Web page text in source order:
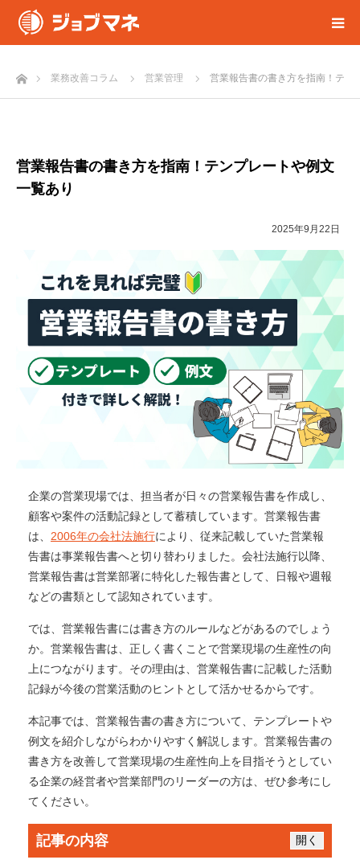
ホーム業務改善コラム 営業管理 営業報告書の書き方を指南！テン
営業報告書の書き方を指南！テンプレートや例文
一覧あり
2025年9月22日
企業の営業現場では、担当者が日々の営業報告書を作成し、
顧客や案件の活動記録として蓄積しています。営業報告書
は、 2006年の会社法施行により、従来記載していた営業報
告書は事業報告書へと切り替わりました。会社法施行以降、
営業報告書は営業部署に特化した報告書として、日報や週報
などの書類として認知されています。
では、営業報告書には書き方のルールなどがあるのでしょう
か。営業報告書は、正しく書くことで営業現場の生産性の向
上につながります。その理由は、営業報告書に記載した活動
記録が今後の営業活動のヒントとして活かせるからです。
本記事では、営業報告書の書き方について、テンプレートや
例文を紹介しながらわかりやすく解説します。営業報告書の
書き方を改善して営業現場の生産性向上を目指そうとしてい
る企業の経営者や営業部門のリーダーの方は、ぜひ参考にし
てください。
記事の内容 開く